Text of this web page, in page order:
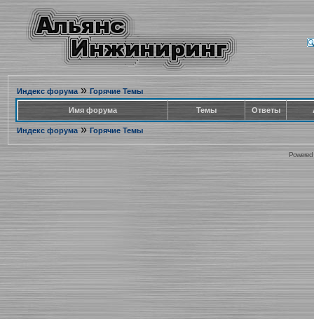
Индекс форума» Горячие Темы
Имя форума Темы Ответы
Индекс форума» Горячие Темы